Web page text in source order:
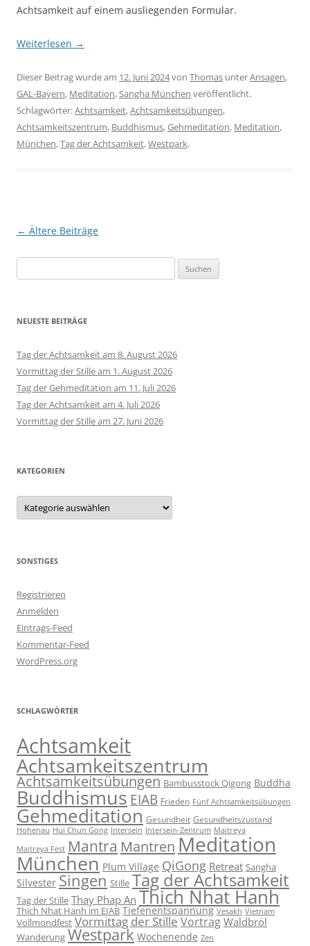
Achtsamkeit auf einem ausliegenden Formular.
Weiterlesen →
Dieser Beitrag wurde am 12. Juni 2024von Thomas unterAnsagen,
GAL-Bayern, Meditation,Sangha München veröffentlicht.
Schlagwörter:Achtsamkeit,Achtsamkeitsübungen,
Achtsamkeitszentrum, Buddhismus,Gehmeditation, Meditation,
München,Tag der Achtsamkeit,Westpark.
Beitragsnavigation
← Ältere Beiträge
nach:
NEUESTE BEITRÄGE
Tag der Achtsamkeit am 8. August 2026
Vormittag der Stille am 1. August 2026
Tag der Gehmeditation am 11. Juli 2026
Tag der Achtsamkeit am 4. Juli 2026
Vormittag der Stille am 27. Juni 2026
KATEGORIEN
Kategorien
SONSTIGES
Registrieren
Anmelden
Eintrags-Feed
Kommentar-Feed
WordPress.org
SCHLAGWÖRTER
Achtsamkeit
Achtsamkeitszentrum
Achtsamkeitsübungen Bambusstock Qigong Buddha
Buddhismus EIAB Frieden Fünf Achtsamkeitsübungen
Gehmeditation Gesundheit Gesundheitszustand
Hohenau Hui Chun Gong Intersein Intersein-Zentrum Maitreya
Maitreya Fest Mantra Mantren Meditation
München Plum Village QiGong Retreat Sangha
Silvester Singen Stille Tag der Achtsamkeit
Tag der Stille Thay Phap An Thich Nhat Hanh
Thich Nhat Hanh im EIAB Tiefenentspannung Vesakh Vietnam
Vollmondfest Vormittag der StilleVortragWaldbröl
Wanderung Westpark Wochenende Zen